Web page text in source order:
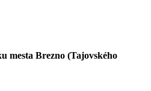
mesta Brezno (Tajovského